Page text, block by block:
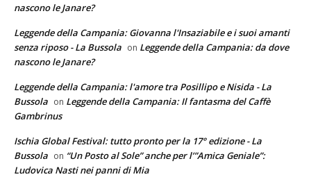
nascono le Janare?
Leggende della Campania: Giovanna l'Insaziabile e i suoi amanti
senza riposo - La Bussola on Leggende della Campania: da dove
nascono le Janare?
Leggende della Campania: l'amore tra Posillipo e Nisida - La
Bussola on Leggende della Campania: Il fantasma del Caffè
Gambrinus
Ischia Global Festival: tutto pronto per la 17° edizione - La
Bussola on “Un Posto al Sole” anche per l’”Amica Geniale”:
Ludovica Nasti nei panni di Mia